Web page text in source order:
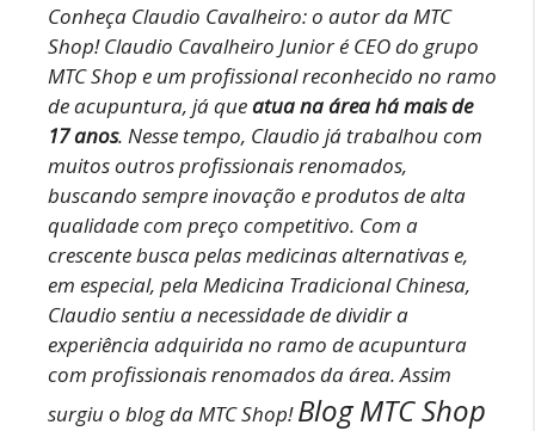
Conheça Claudio Cavalheiro: o autor da MTC
Shop! Claudio Cavalheiro Junior é CEO do grupo
MTC Shop e um profissional reconhecido no ramo
de acupuntura, já queatua na área há mais de
17 anos. Nesse tempo, Claudio já trabalhou com
muitos outros profissionais renomados,
buscando sempre inovação e produtos de alta
qualidade com preço competitivo. Com a
crescente busca pelas medicinas alternativas e,
em especial, pela Medicina Tradicional Chinesa,
Claudio sentiu a necessidade de dividir a
experiência adquirida no ramo de acupuntura
com profissionais renomados da área. Assim
surgiu o blog da MTC Shop! Blog MTC Shop